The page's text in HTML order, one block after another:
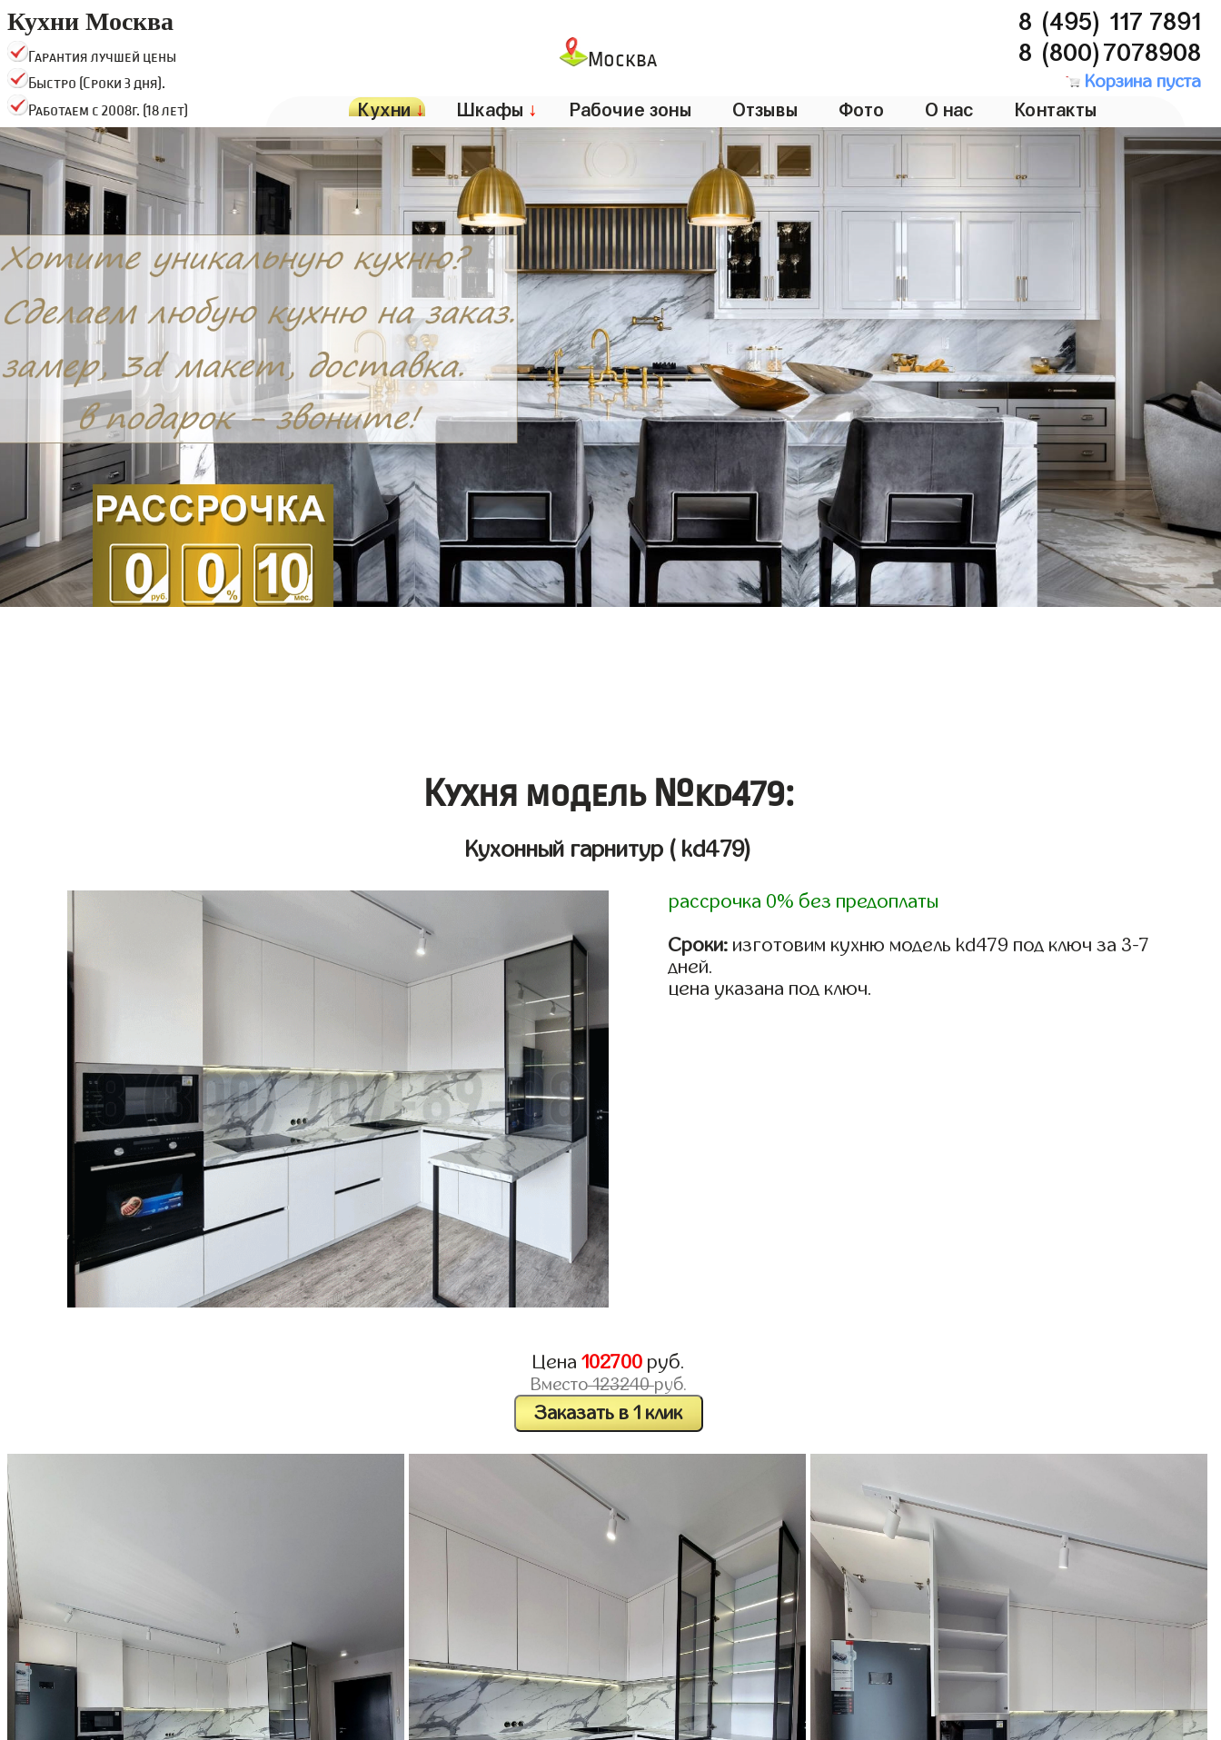
Кухни Москва
Гарантия лучшей цены
Быстро (Сроки 3 дня).
Работаем с 2008г. (18 лет)
Москва
8 (495) 117 7891
8 (800)7078908
Корзина пуста
Кухни↓ Шкафы ↓ Рабочие зоны Отзывы Фото О нас Контакты
Кухня модель №kd479:
Кухонный гарнитур ( kd479)
рассрочка 0% без предоплаты
Сроки: изготовим кухню модель kd479 под ключ за 3-7
дней.
цена указана под ключ.
Цена 102700руб.
Вместо123240руб.
Заказать в 1 клик